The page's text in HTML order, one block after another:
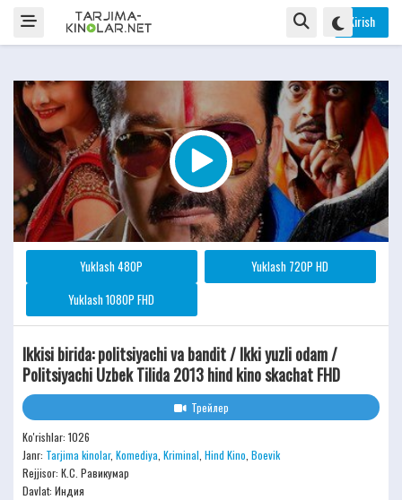
Kirish
Yuklash 480P
Yuklash 720P HD
Yuklash 1080P FHD
Ikkisi birida: politsiyachi va bandit / Ikki yuzli odam /
Politsiyachi Uzbek Tilida 2013 hind kino skachat FHD
Трейлер
Ko'rishlar: 1026
Janr: Tarjima kinolar, Komediya Kriminal Hind Kino Boevik
Rejjisor: К.С. Равикумар
Davlat: Индия